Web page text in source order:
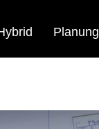
Planung